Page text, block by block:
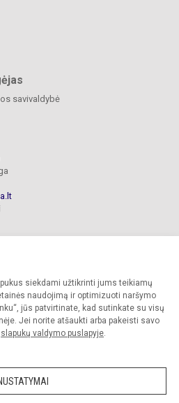
siekdami užtikrinti jums teikiamų
naudojimą ir optimizuoti naršymo
jūs patvirtinate, kad sutinkate su visų
Jei norite atšaukti arba pakeisti savo
slapukų valdymo puslapyje.
savivaldybė
Visos teisės saugomos.
administracijos sutikimo griežtai draudžiama.
Slapukų valdymas